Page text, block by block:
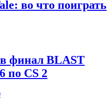
во что поиграть
финал BLAST
по CS 2